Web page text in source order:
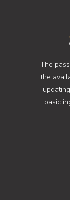
The
the
basic